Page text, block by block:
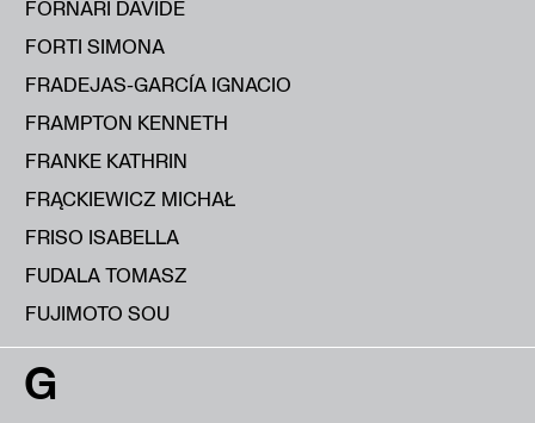
FORNARI DAVIDE
FORTI SIMONA
FRADEJAS-GARCÍA IGNACIO
FRAMPTON KENNETH
FRANKE KATHRIN
FRĄCKIEWICZ MICHAŁ
FRISO ISABELLA
FUDALA TOMASZ
FUJIMOTO SOU
G